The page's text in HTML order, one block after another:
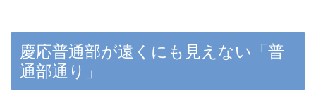
慶応普通部が遠くにも見えない「普
通部通り」